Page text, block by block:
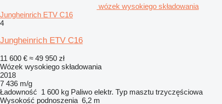
wózek wysokiego składowania
Jungheinrich ETV C16
4
Jungheinrich ETV C16
11 600 € ≈ 49 950 zł
Wózek wysokiego składowania
2018
7 436 m/g
Ładowność 1 600 kg Paliwo elektr. Typ masztu trzyczęściowa
Wysokość podnoszenia 6,2 m